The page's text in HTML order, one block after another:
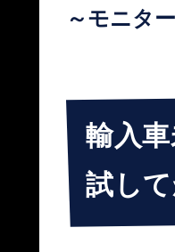
～モニター
輸入
試し